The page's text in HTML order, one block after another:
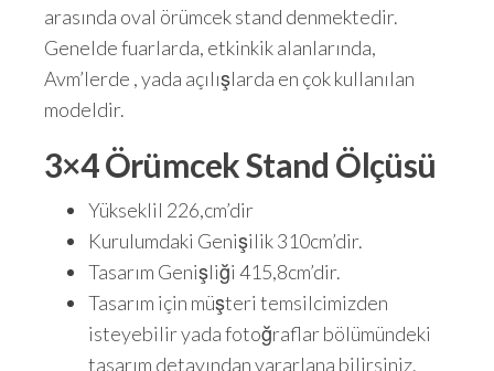
arasında oval örümcek stand denmektedir.
Genelde fuarlarda, etkinkik alanlarında,
Avm’lerde , yada açılışlarda en çok kullanılan
modeldir.
3×4 Örümcek Stand Ölçüsü
Yükseklil 226,cm’dir
Kurulumdaki Genişilik 310cm’dir.
Tasarım Genişliği 415,8cm’dir.
Tasarım için müşteri temsilcimizden
isteyebilir yada fotoğraflar bölümündeki
tasarım detayından yararlana bilirsiniz.